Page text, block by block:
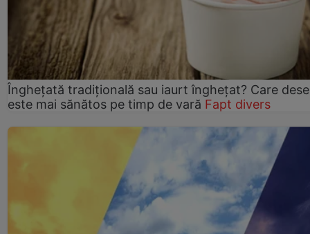
Înghețată tradițională sau iaurt înghețat? Care
este mai sănătos pe timp de vară Fapt divers